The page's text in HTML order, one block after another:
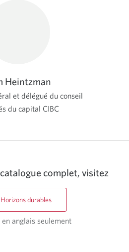
Heintzman
et délégué du conseil
du capital CIBC
complet, visitez
durables
anglais seulement